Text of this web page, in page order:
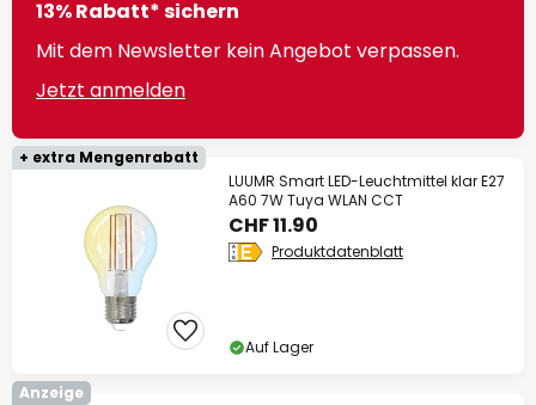
13% Rabatt* sichern
Mit dem Newsletter kein Angebot verpassen.
Jetzt anmelden
+ extra Mengenrabatt
LUUMR Smart LED-Leuchtmittel klar E27
A60 7W Tuya WLAN CCT
CHF 11.90
Produktdatenblatt
Auf Lager
Anzeige